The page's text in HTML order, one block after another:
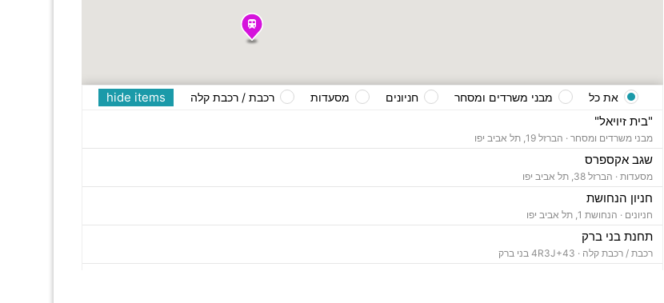
"בית זיויאל"
מבני משרדים ומסחר · הברזל 19, תל אביב יפו
שגב אקספרס
מסעדות · הברזל 38, תל אביב יפו
חניון הנחושת
חניונים · הנחושת 1, תל אביב יפו
תחנת בני ברק
רכבת / רכבת קלה ·
hide items את כל מבני משרדים ומסחר חניונים מסעדות רכבת / רכבת קלה